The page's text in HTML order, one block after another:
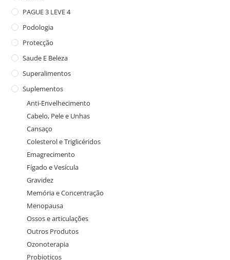
PAGUE 3 LEVE 4
Podologia
Protecção
Saude E Beleza
Superalimentos
Suplementos
Anti-Envelhecimento
Cabelo, Pele e Unhas
Cansaço
Colesterol e Triglicéridos
Emagrecimento
Fígado e Vesícula
Gravidez
Memória e Concentração
Menopausa
Ossos e articulações
Outros Produtos
Ozonoterapia
Probioticos